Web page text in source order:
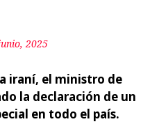
2025
iraní, el ministro de
la declaración de un
en todo el país.